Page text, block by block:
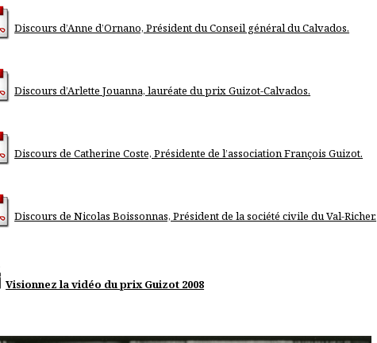
Discours d’Anne d’Ornano, Président du Conseil général du Calvados.
Discours d’Arlette Jouanna, lauréate du prix Guizot-Calvados.
Discours de Catherine Coste, Présidente de l’association François Guizot.
Discours de Nicolas Boissonnas, Président de la société civile du Val-Richer.
Visionnez la vidéo du prix Guizot 2008